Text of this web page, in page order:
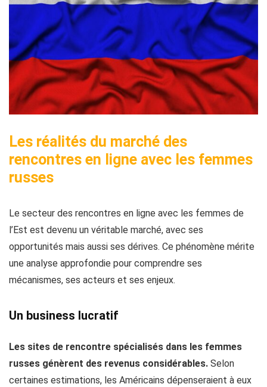
Les réalités du marché des
rencontres en ligne avec les femmes
russes
Le secteur des rencontres en ligne avec les femmes de
l’Est est devenu un véritable marché, avec ses
opportunités mais aussi ses dérives. Ce phénomène mérite
une analyse approfondie pour comprendre ses
mécanismes, ses acteurs et ses enjeux.
Un business lucratif
Les sites de rencontre spécialisés dans les femmes
russes génèrent des revenus considérables. Selon
certaines estimations, les Américains dépenseraient à eux